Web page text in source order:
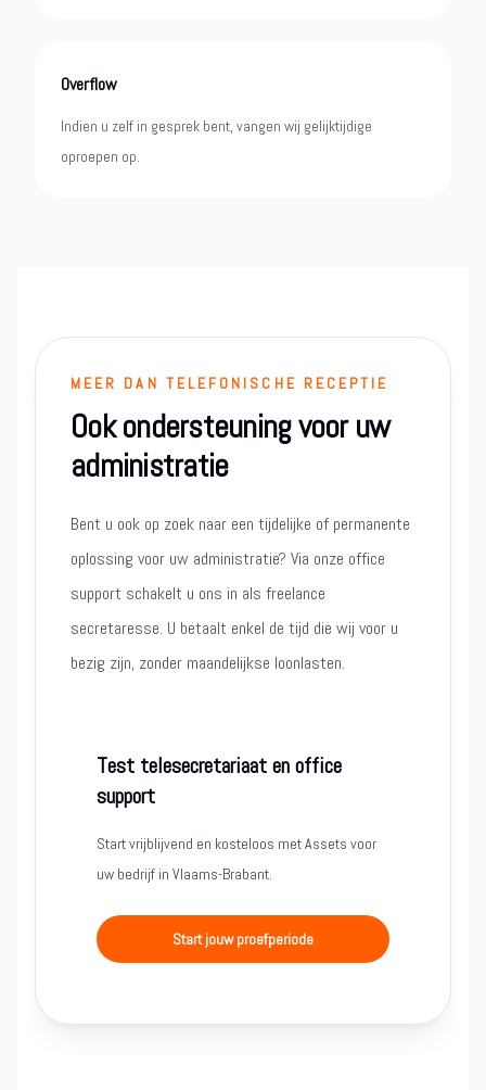
Overflow
Indien u zelf in gesprek bent, vangen wij gelijktijdige
oproepen op.
MEER DAN TELEFONISCHE RECEPTIE
Ook ondersteuning voor uw
administratie
Bent u ook op zoek naar een tijdelijke of permanente
oplossing voor uw administratie? Via onze office
support schakelt u ons in als freelance
secretaresse. U betaalt enkel de tijd die wij voor u
bezig zijn, zonder maandelijkse loonlasten.
Test telesecretariaat en office
support
Start vrijblijvend en kosteloos met Assets voor
uw bedrijf in Vlaams-Brabant.
Start jouw proefperiode